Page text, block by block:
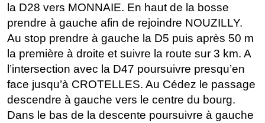
la D28 vers MONNAIE. En haut de la bosse
prendre à gauche afin de rejoindre NOUZILLY.
Au stop prendre à gauche la D5 puis après 50 m
la première à droite et suivre la route sur 3 km. A
l’intersection avec la D47 poursuivre presqu’en
face jusqu’à CROTELLES. Au Cédez le passage
descendre à gauche vers le centre du bourg.
Dans le bas de la descente poursuivre à gauche